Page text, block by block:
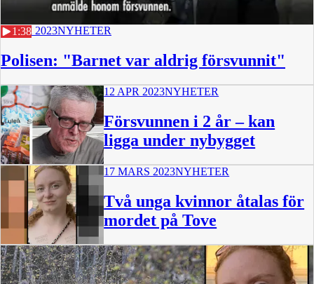
1:38
7 JULI 2023NYHETER
Polisen: "Barnet var aldrig försvunnit"
12 APR 2023NYHETER
Försvunnen i 2 år – kan
ligga under nybygget
19 min
17 MARS 2023NYHETER
Två unga kvinnor åtalas för
mordet på Tove